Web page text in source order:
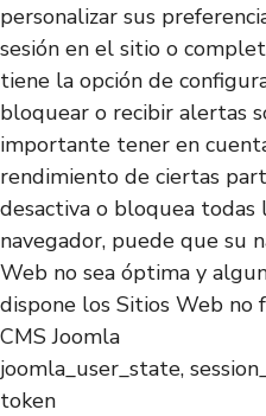
personalizar sus
sesión en el sitio o
tiene la opción de
bloquear o recibir alertas
importante tener en
rendimiento de ciertas
desactiva o bloquea todas
navegador, puede que su
Web no sea óptima y
dispone los Sitios Web no
CMS Joomla
joomla_user_state,
token